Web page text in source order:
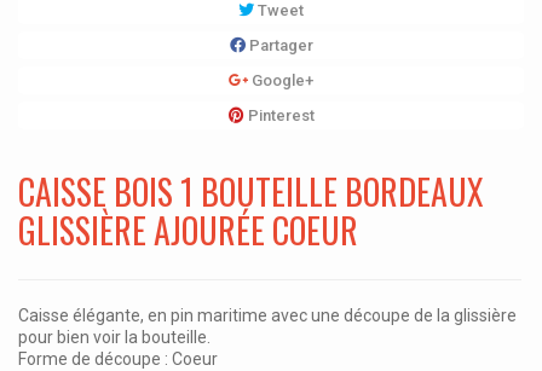
Tweet
Partager
Google+
Pinterest
CAISSE BOIS 1 BOUTEILLE BORDEAUX
GLISSIÈRE AJOURÉE COEUR
Caisse élégante, en pin maritime avec une découpe de la glissière
pour bien voir la bouteille.
Forme de découpe : Coeur